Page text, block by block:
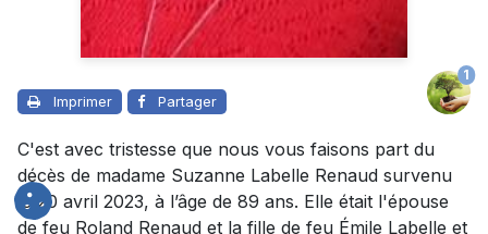
Imprimer Partager
1
C'est avec tristesse que nous vous faisons part du
décès de madame Suzanne Labelle Renaud survenu
le 20 avril 2023, à l’âge de 89 ans. Elle était l'épouse
de feu Roland Renaud et la fille de feu Émile Labelle et